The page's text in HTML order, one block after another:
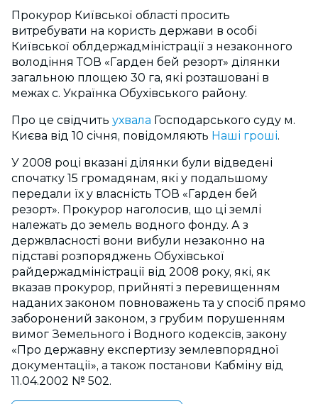
Прокурор Київської області просить
витребувати на користь держави в особі
Київської облдержадміністрації з незаконного
володіння ТОВ «Гарден бей резорт» ділянки
загальною площею 30 га, які розташовані в
межах с. Українка Обухівського району.
Про це свідчить ухвала Господарського суду м.
Києва від 10 січня, повідомляють Наші гроші.
У 2008 році вказані ділянки були відведені
спочатку 15 громадянам, які у подальшому
передали їх у власність ТОВ «Гарден бей
резорт». Прокурор наголосив, що ці землі
належать до земель водного фонду. А з
держвласності вони вибули незаконно на
підставі розпоряджень Обухівської
райдержадміністрації від 2008 року, які, як
вказав прокурор, прийняті з перевищенням
наданих законом повноважень та у спосіб прямо
заборонений законом, з грубим порушенням
вимог Земельного і Водного кодексів, закону
«Про державну експертизу землевпорядної
документації», а також постанови Кабміну від
11.04.2002 № 502.